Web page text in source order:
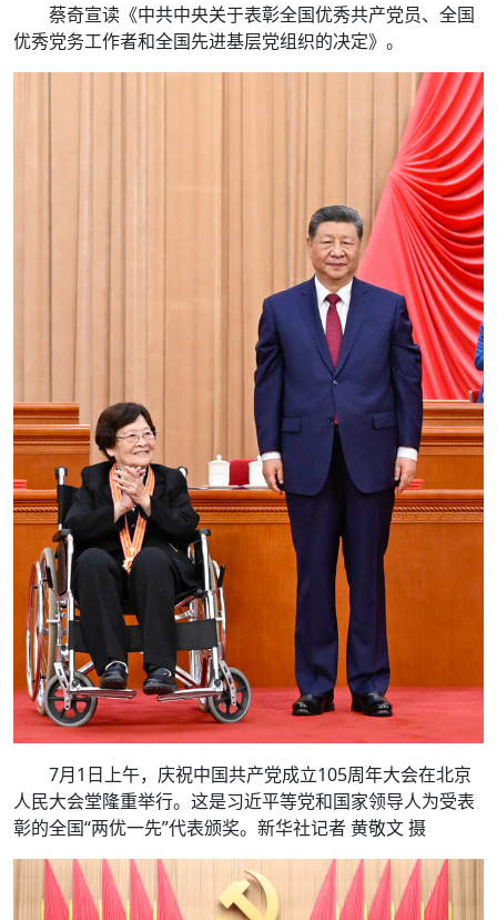
蔡奇宣读《中共中央关于表彰全国优秀共产党员、全国
优秀党务工作者和全国先进基层党组织的决定》。
7月1日上午，庆祝中国共产党成立105周年大会在北京
人民大会堂隆重举行。这是习近平等党和国家领导人为受表
彰的全国“两优一先”代表颁奖。新华社记者 黄敬文 摄